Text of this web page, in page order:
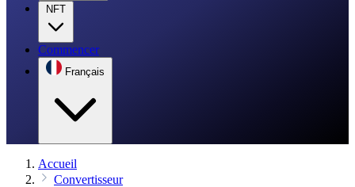
NFT
Commencer
Français
Accueil
Convertisseur